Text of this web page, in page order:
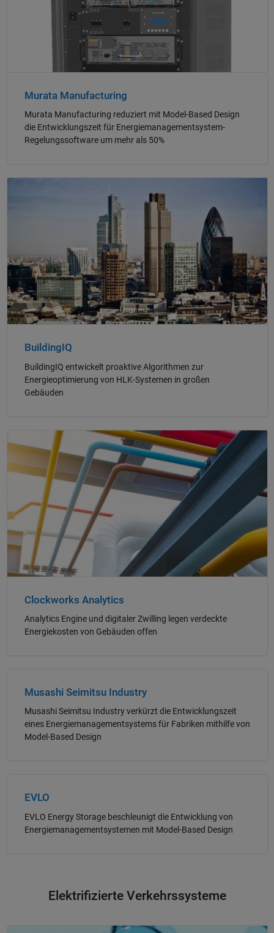
Murata Manufacturing
Murata Manufacturing reduziert mit Model-Based Design
die Entwicklungszeit für Energiemanagementsystem-
Regelungssoftware um mehr als 50%
BuildingIQ
BuildingIQ entwickelt proaktive Algorithmen zur
Energieoptimierung von HLK-Systemen in großen
Gebäuden
Navigation im Panel
Clockworks Analytics
Analytics Engine und digitaler Zwilling legen verdeckte
Energiekosten von Gebäuden offen
Musashi Seimitsu Industry
Musashi Seimitsu Industry verkürzt die Entwicklungszeit
eines Energiemanagementsystems für Fabriken mithilfe von
Model-Based Design
EVLO
EVLO Energy Storage beschleunigt die Entwicklung von
Energiemanagementsystemen mit Model-Based Design
Elektrifizierte Verkehrssysteme